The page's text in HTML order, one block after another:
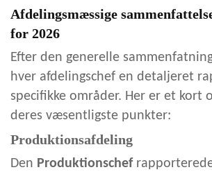
Afdelingsmæssige
for 2026
Efter den generelle
hver afdelingschef en detaljeret
specifikke områder. Her er et kort
deres væsentligste punkter:
Produktionsafdeling
Den Produktionschef